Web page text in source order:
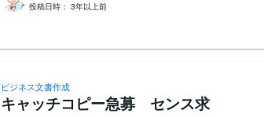
投稿日時： 3年以上前
ビジネス文書作成
キャッチコピー急募 センス求